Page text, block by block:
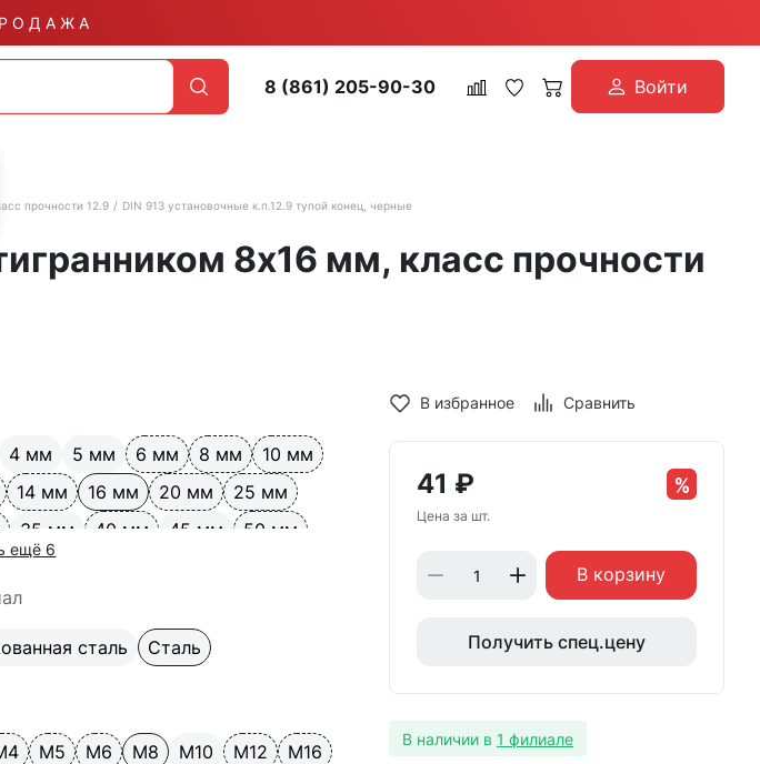
О Д А Ж А
8 (861) 205-90-30 Войти
прочности 12.9 DIN 913 установочные к.п.12.9 тупой конец, черные
8х16 мм, класс прочности
4 мм 5 мм 6 мм 8 мм
10 мм
14 мм 16 мм 20 мм
25 мм
35 мм 40 мм 45 мм
50 мм
ещё 6
сталь Сталь
М5 М6 М8 М10 М12 М16
В избранное Сравнить
41 ₽
Цена за шт.
В корзину
Получить спец.цену
В наличии в 1 филиале